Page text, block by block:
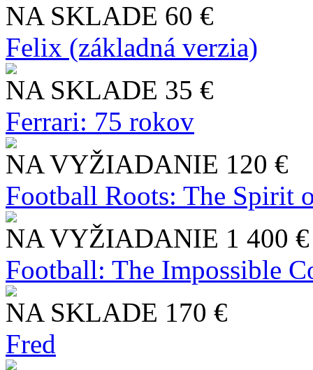
NA SKLADE 60 €
Felix (základná verzia)
NA SKLADE 35 €
Ferrari: 75 rokov
NA VYŽIADANIE 120 €
Football Roots: The Spirit
NA VYŽIADANIE 1 400 €
Football: The Impossible
NA SKLADE 170 €
Fred